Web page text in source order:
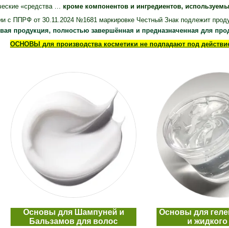
«средства … кроме компонентов и ингредиентов,
с ППРФ от 30.11.2024 №1681 маркировке Честный Знак подлежит
продукция, полностью завершённая и предназначенная для
ОСНОВЫ для производства косметики не подпадают под
Основы для Шампуней и
Бальзамов для волос
Основы для
и